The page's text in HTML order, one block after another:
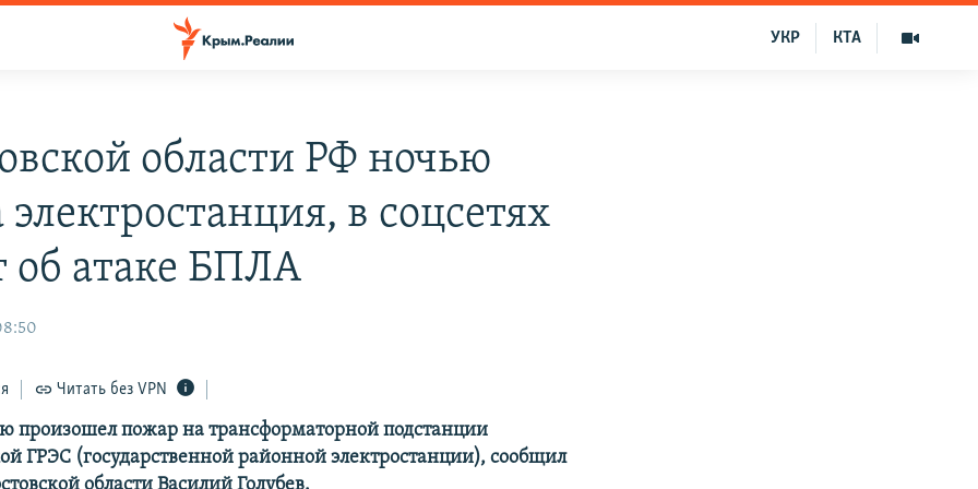
КТА
УКР
области РФ ночью
электростанция, в соцсетях
атаке БПЛА
Читать без VPN
произошел пожар на трансформаторной подстанции
ГРЭС (государственной районной электростанции), сообщил